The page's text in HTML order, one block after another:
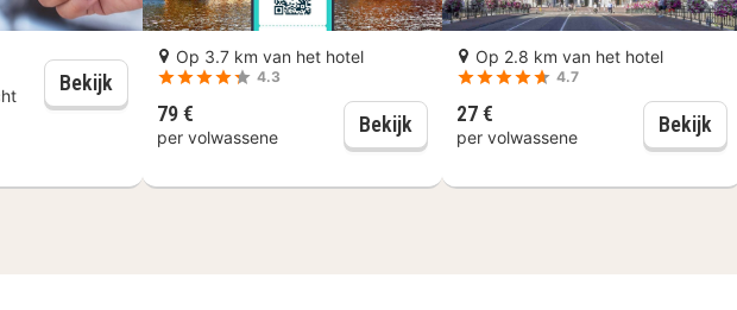
Op 3.7 km van het hotel
4.3
79 €
per volwassene
Bekijk Go City Amsterdam Pass:
Op 2.8 km van het hotel
4.7
27 €
per volwassene
Bekijk
Bekijk Parking